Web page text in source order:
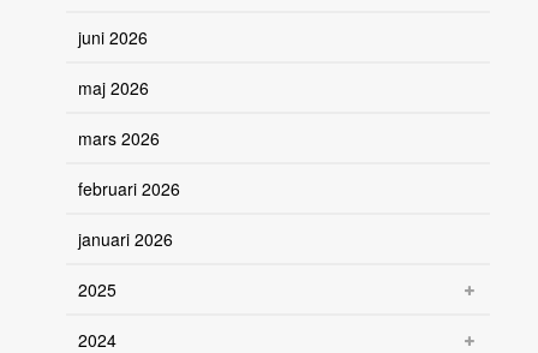
juni 2026
maj 2026
mars 2026
februari 2026
januari 2026
2025
2024